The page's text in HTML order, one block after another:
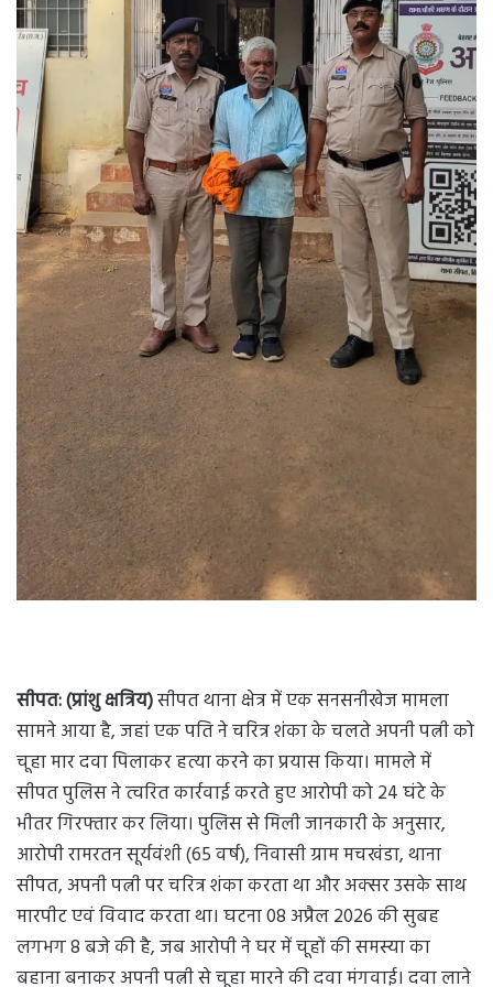
सीपत: (प्रांशु क्षत्रिय)सीपत थाना क्षेत्र में एक सनसनीखेज मामला
सामने आया है, जहां एक पति ने चरित्र शंका के चलते अपनी पत्नी को
चूहा मार दवा पिलाकर हत्या करने का प्रयास किया। मामले में
सीपत पुलिस ने त्वरित कार्रवाई करते हुए आरोपी को 24 घंटे के
भीतर गिरफ्तार कर लिया। पुलिस से मिली जानकारी के अनुसार,
आरोपी रामरतन सूर्यवंशी (65 वर्ष), निवासी ग्राम मचखंडा, थाना
सीपत, अपनी पत्नी पर चरित्र शंका करता था और अक्सर उसके साथ
मारपीट एवं विवाद करता था। घटना 08 अप्रैल 2026 की सुबह
लगभग 8 बजे की है, जब आरोपी ने घर में चूहों की समस्या का
बहाना बनाकर अपनी पत्नी से चूहा मारने की दवा मंगवाई। दवा लाने